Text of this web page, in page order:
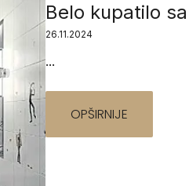
Belo kupatilo
26.11.2024
...
OPŠIRNIJE